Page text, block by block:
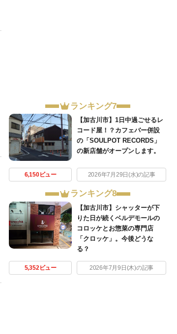
ランキング7
【加古川市】1日中過ごせるレ
コード屋！？カフェバー併設
の「SOULPOT RECORDS」
の新店舗がオープンします。
6,150ビュー 2026年7月29日(水)の記事
ランキング8
【加古川市】シャッターが下
りた日が続くベルデモールの
コロッケとお惣菜の専門店
「クロッケ」。今後どうな
る？
5,352ビュー 2026年7月9日(木)の記事